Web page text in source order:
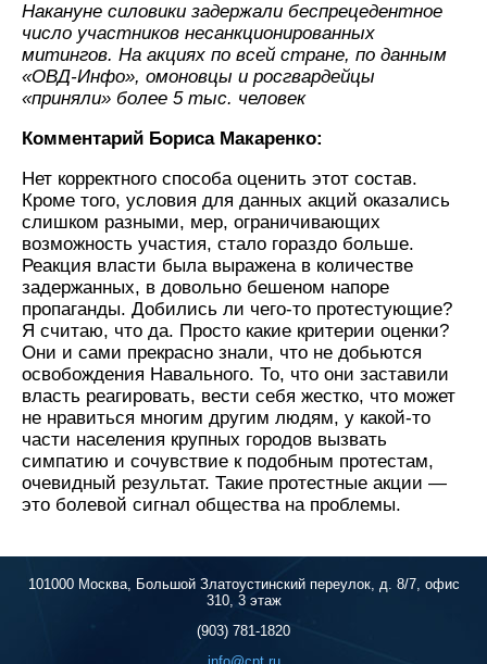
Накануне силовики задержали беспрецедентное
число участников несанкционированных
митингов. На акциях по всей стране, по данным
«ОВД-Инфо», омоновцы и росгвардейцы
«приняли» более 5 тыс. человек
Комментарий Бориса Макаренко:
Нет корректного способа оценить этот состав.
Кроме того, условия для данных акций оказались
слишком разными, мер, ограничивающих
возможность участия, стало гораздо больше.
Реакция власти была выражена в количестве
задержанных, в довольно бешеном напоре
пропаганды. Добились ли чего-то протестующие?
Я считаю, что да. Просто какие критерии оценки?
Они и сами прекрасно знали, что не добьются
освобождения Навального. То, что они заставили
власть реагировать, вести себя жестко, что может
не нравиться многим другим людям, у какой-то
части населения крупных городов вызвать
симпатию и сочувствие к подобным протестам,
очевидный результат. Такие протестные акции —
это болевой сигнал общества на проблемы.
101000 Москва, Большой Златоустинский переулок, д. 8/7, офис
310, 3 этаж
(903) 781-1820